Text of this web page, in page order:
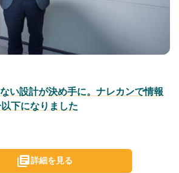
い設計が決め手に。ナレカンで情報
下になりました
詳細を見る